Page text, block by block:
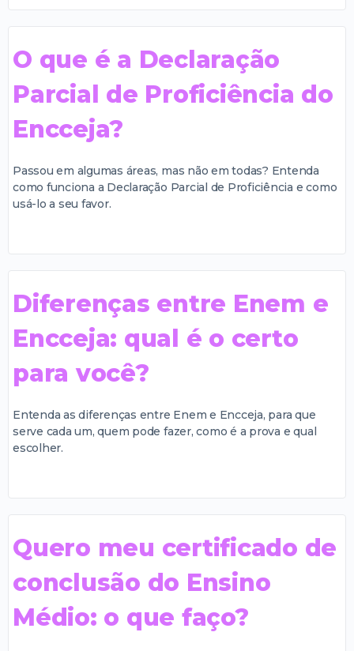
O que é a Declaração
Parcial de Proficiência do
Encceja?
Passou em algumas áreas, mas não em todas? Entenda
como funciona a Declaração Parcial de Proficiência e como
usá-lo a seu favor.
Diferenças entre Enem e
Encceja: qual é o certo
para você?
Entenda as diferenças entre Enem e Encceja, para que
serve cada um, quem pode fazer, como é a prova e qual
escolher.
Quero meu certificado de
conclusão do Ensino
Médio: o que faço?